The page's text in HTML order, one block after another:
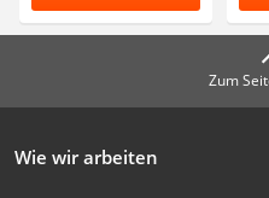
Zum
Wie wir arbeiten